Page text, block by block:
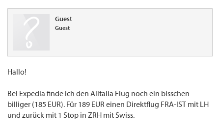
Guest
Guest
Hallo!
Bei Expedia finde ich den Alitalia Flug noch ein bisschen
billiger (185 EUR). Für 189 EUR einen Direktflug FRA-IST mit LH
und zurück mit 1 Stop in ZRH mit Swiss.